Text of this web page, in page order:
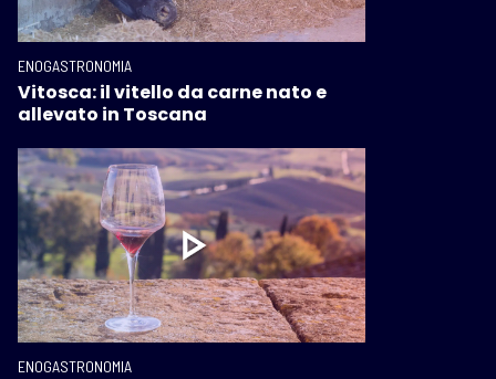
ENOGASTRONOMIA
Vitosca: il vitello da carne nato e
allevato in Toscana
ENOGASTRONOMIA